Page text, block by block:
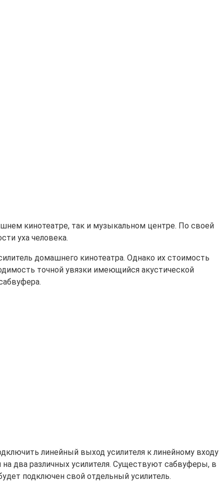
кинотеатре, так и музыкальном центре. По своей
уха человека.
домашнего кинотеатра. Однако их стоимость
точной увязки имеющийся акустической
линейный выход усилителя к линейному входу
два различных усилителя. Существуют сабвуферы, в
подключен свой отдельный усилитель.